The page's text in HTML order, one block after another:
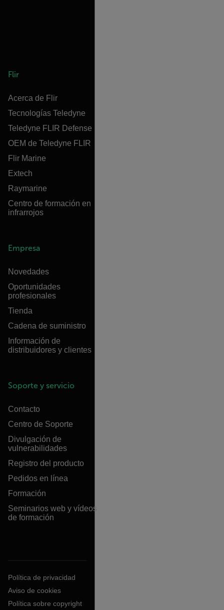
Flir
Acerca de Flir
Tecnologías Teledyne
Teledyne FLIR Defense
OEM de Teledyne FLIR
Flir Marine
Extech
Raymarine
Centro de formación en
infrarrojos
Empresa
Novedades
Oportunidades
profesionales
Tienda
Cadena de suministro
Información de
distribuidores y clientes
Soporte y servicio
Contacto
Centro de Soporte
Divulgación de
vulnerabilidades
Registro del producto
Pedidos en línea
Formación
Seminarios web y vídeos
de formación
Política de privacidad
Aviso de cookies
Política sobre copyright